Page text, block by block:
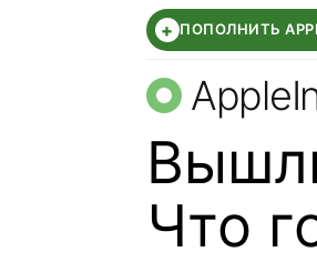
+ ПОПОЛНИТЬ
Что